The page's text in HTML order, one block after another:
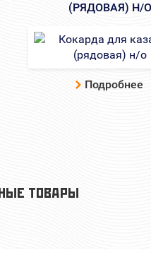
(РЯДОВАЯ) Н/
Подробнее
ТОВАРЫ